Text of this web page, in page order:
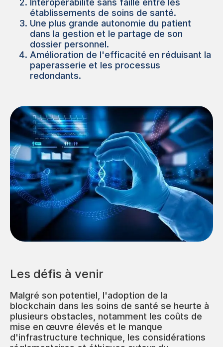
Interopérabilité sans faille entre les
établissements de soins de santé.
Une plus grande autonomie du patient
dans la gestion et le partage de son
dossier personnel.
Amélioration de l'efficacité en réduisant la
paperasserie et les processus
redondants.
Les défis à venir
Malgré son potentiel, l'adoption de la
blockchain dans les soins de santé se heurte à
plusieurs obstacles, notamment les coûts de
mise en œuvre élevés et le manque
d'infrastructure technique, les considérations